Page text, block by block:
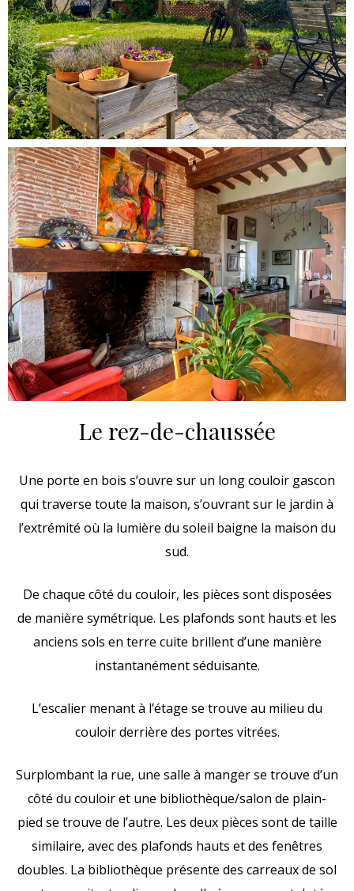
Le rez-de-chaussée
Une porte en bois s’ouvre sur un long couloir gascon
qui traverse toute la maison, s’ouvrant sur le jardin à
l’extrémité où la lumière du soleil baigne la maison du
sud.
De chaque côté du couloir, les pièces sont disposées
de manière symétrique. Les plafonds sont hauts et les
anciens sols en terre cuite brillent d’une manière
instantanément séduisante.
L’escalier menant à l’étage se trouve au milieu du
couloir derrière des portes vitrées.
Surplombant la rue, une salle à manger se trouve d’un
côté du couloir et une bibliothèque/salon de plain-
pied se trouve de l’autre. Les deux pièces sont de taille
similaire, avec des plafonds hauts et des fenêtres
doubles. La bibliothèque présente des carreaux de sol